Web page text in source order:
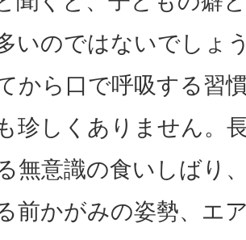
いのではないでしょ
から口で呼吸する習
珍しくありません。
無意識の食いしばり
前かがみの姿勢、エ